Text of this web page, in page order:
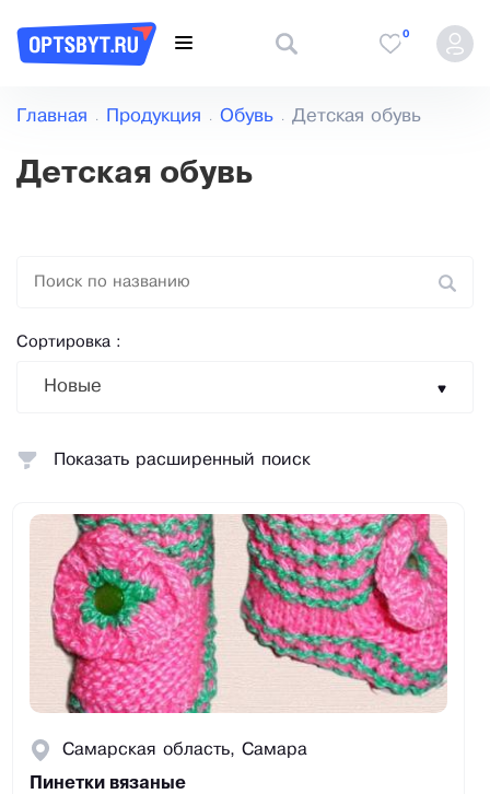
0
Главная Продукция Обувь Детская обувь
Детская обувь
Сортировка :
Новые
Самарская область, Самара
Пинетки вязаные
Показать расширенный поиск